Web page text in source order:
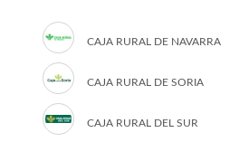
CAJA RURAL DE NAVARRA
CAJA RURAL DE SORIA
CAJA RURAL DEL SUR